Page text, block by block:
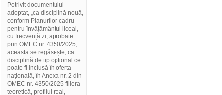
Potrivit documentului
adoptat, „ca disciplină nouă,
conform Planurilor-cadru
pentru învățământul liceal,
cu frecvență zi, aprobate
prin OMEC nr. 4350/2025,
aceasta se regăsește, ca
disciplină de tip opțional ce
poate fi inclusă în oferta
națională, în Anexa nr. 2 din
OMEC nr. 4350/2025 filiera
teoretică, profilul real,